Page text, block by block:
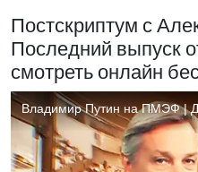
Постскриптум с
Последний выпуск
смотреть онлайн